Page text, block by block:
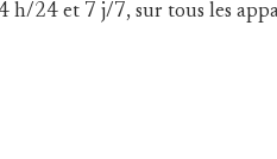
h/24 et 7 j/7, sur tous les